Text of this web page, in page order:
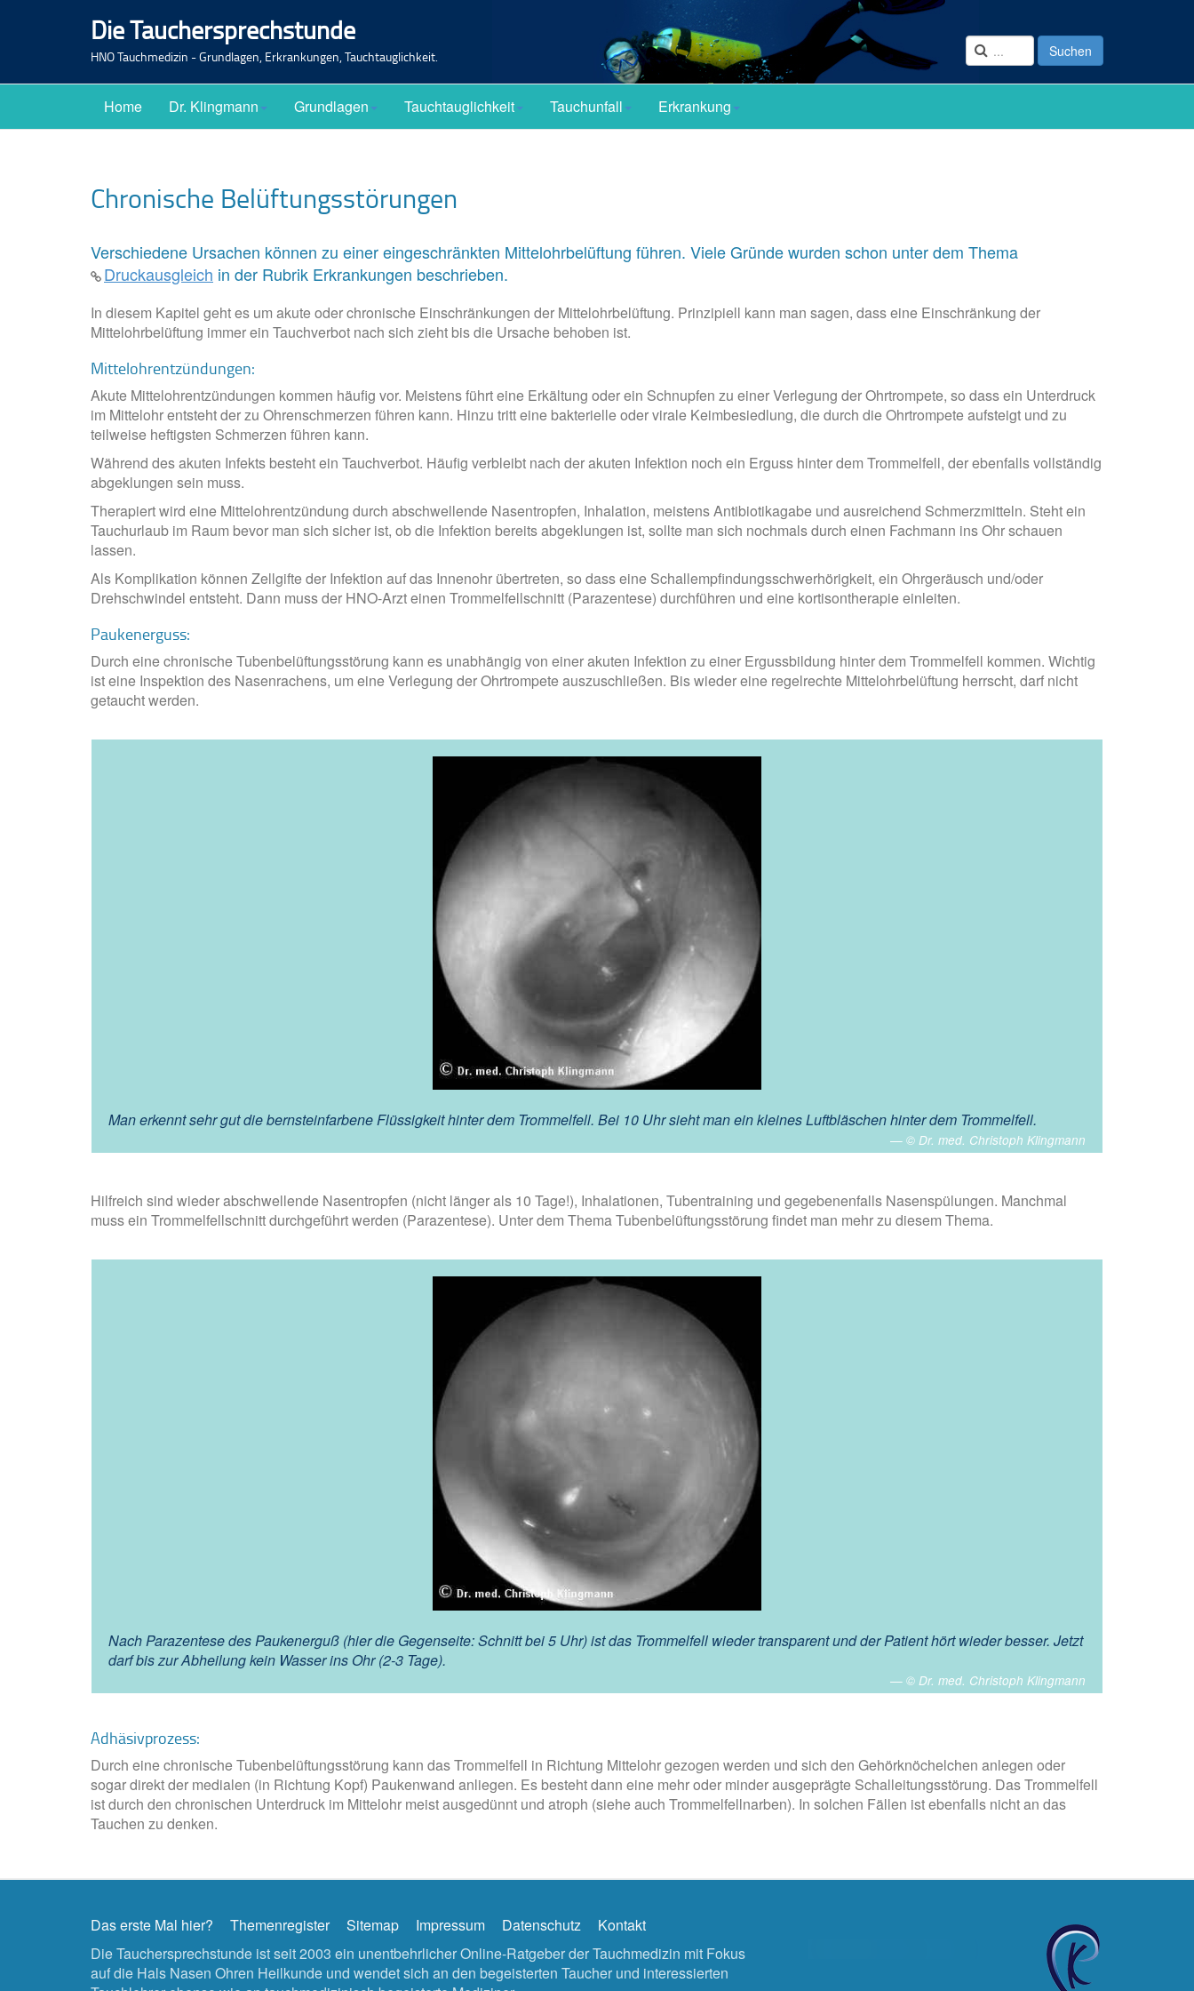
Die Tauchersprechstunde
HNO Tauchmedizin - Grundlagen, Erkrankungen, Tauchtauglichkeit. Suchen
Home Dr. Klingmann Grundlagen Tauchtauglichkeit Tauchunfall Erkrankung
Chronische Belüftungsstörungen
Verschiedene Ursachen können zu einer eingeschränkten Mittelohrbelüftung führen. Viele Gründe wurden schon unter dem Thema
Druckausgleich in der Rubrik Erkrankungen beschrieben.
In diesem Kapitel geht es um akute oder chronische Einschränkungen der Mittelohrbelüftung. Prinzipiell kann man sagen, dass eine Einschränkung der
Mittelohrbelüftung immer ein Tauchverbot nach sich zieht bis die Ursache behoben ist.
Mittelohrentzündungen:
Akute Mittelohrentzündungen kommen häufig vor. Meistens führt eine Erkältung oder ein Schnupfen zu einer Verlegung der Ohrtrompete, so dass ein Unterdruck
im Mittelohr entsteht der zu Ohrenschmerzen führen kann. Hinzu tritt eine bakterielle oder virale Keimbesiedlung, die durch die Ohrtrompete aufsteigt und zu
teilweise heftigsten Schmerzen führen kann.
Während des akuten Infekts besteht ein Tauchverbot. Häufig verbleibt nach der akuten Infektion noch ein Erguss hinter dem Trommelfell, der ebenfalls vollständig
abgeklungen sein muss.
Therapiert wird eine Mittelohrentzündung durch abschwellende Nasentropfen, Inhalation, meistens Antibiotikagabe und ausreichend Schmerzmitteln. Steht ein
Tauchurlaub im Raum bevor man sich sicher ist, ob die Infektion bereits abgeklungen ist, sollte man sich nochmals durch einen Fachmann ins Ohr schauen
lassen.
Als Komplikation können Zellgifte der Infektion auf das Innenohr übertreten, so dass eine Schallempfindungsschwerhörigkeit, ein Ohrgeräusch und/oder
Drehschwindel entsteht. Dann muss der HNO-Arzt einen Trommelfellschnitt (Parazentese) durchführen und eine kortisontherapie einleiten.
Paukenerguss:
Durch eine chronische Tubenbelüftungsstörung kann es unabhängig von einer akuten Infektion zu einer Ergussbildung hinter dem Trommelfell kommen. Wichtig
ist eine Inspektion des Nasenrachens, um eine Verlegung der Ohrtrompete auszuschließen. Bis wieder eine regelrechte Mittelohrbelüftung herrscht, darf nicht
getaucht werden.
Man erkennt sehr gut die bernsteinfarbene Flüssigkeit hinter dem Trommelfell. Bei 10 Uhr sieht man ein kleines Luftbläschen hinter dem Trommelfell.
© Dr. med. Christoph Klingmann
Hilfreich sind wieder abschwellende Nasentropfen (nicht länger als 10 Tage!), Inhalationen, Tubentraining und gegebenenfalls Nasenspülungen. Manchmal
muss ein Trommelfellschnitt durchgeführt werden (Parazentese). Unter dem Thema Tubenbelüftungsstörung findet man mehr zu diesem Thema.
Nach Parazentese des Paukenerguß (hier die Gegenseite: Schnitt bei 5 Uhr) ist das Trommelfell wieder transparent und der Patient hört wieder besser. Jetzt
darf bis zur Abheilung kein Wasser ins Ohr (2-3 Tage).
© Dr. med. Christoph Klingmann
Adhäsivprozess:
Durch eine chronische Tubenbelüftungsstörung kann das Trommelfell in Richtung Mittelohr gezogen werden und sich den Gehörknöchelchen anlegen oder
sogar direkt der medialen (in Richtung Kopf) Paukenwand anliegen. Es besteht dann eine mehr oder minder ausgeprägte Schalleitungsstörung. Das Trommelfell
ist durch den chronischen Unterdruck im Mittelohr meist ausgedünnt und atroph (siehe auch Trommelfellnarben). In solchen Fällen ist ebenfalls nicht an das
Tauchen zu denken.
Das erste Mal hier? Themenregister Sitemap Impressum Datenschutz
Kontakt
Die Tauchersprechstunde ist seit 2003 ein unentbehrlicher Online-Ratgeber der Tauchmedizin mit Fokus
auf die Hals Nasen Ohren Heilkunde und wendet sich an den begeisterten Taucher und interessierten